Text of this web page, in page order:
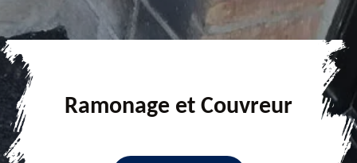
Ramonage et Couvreur